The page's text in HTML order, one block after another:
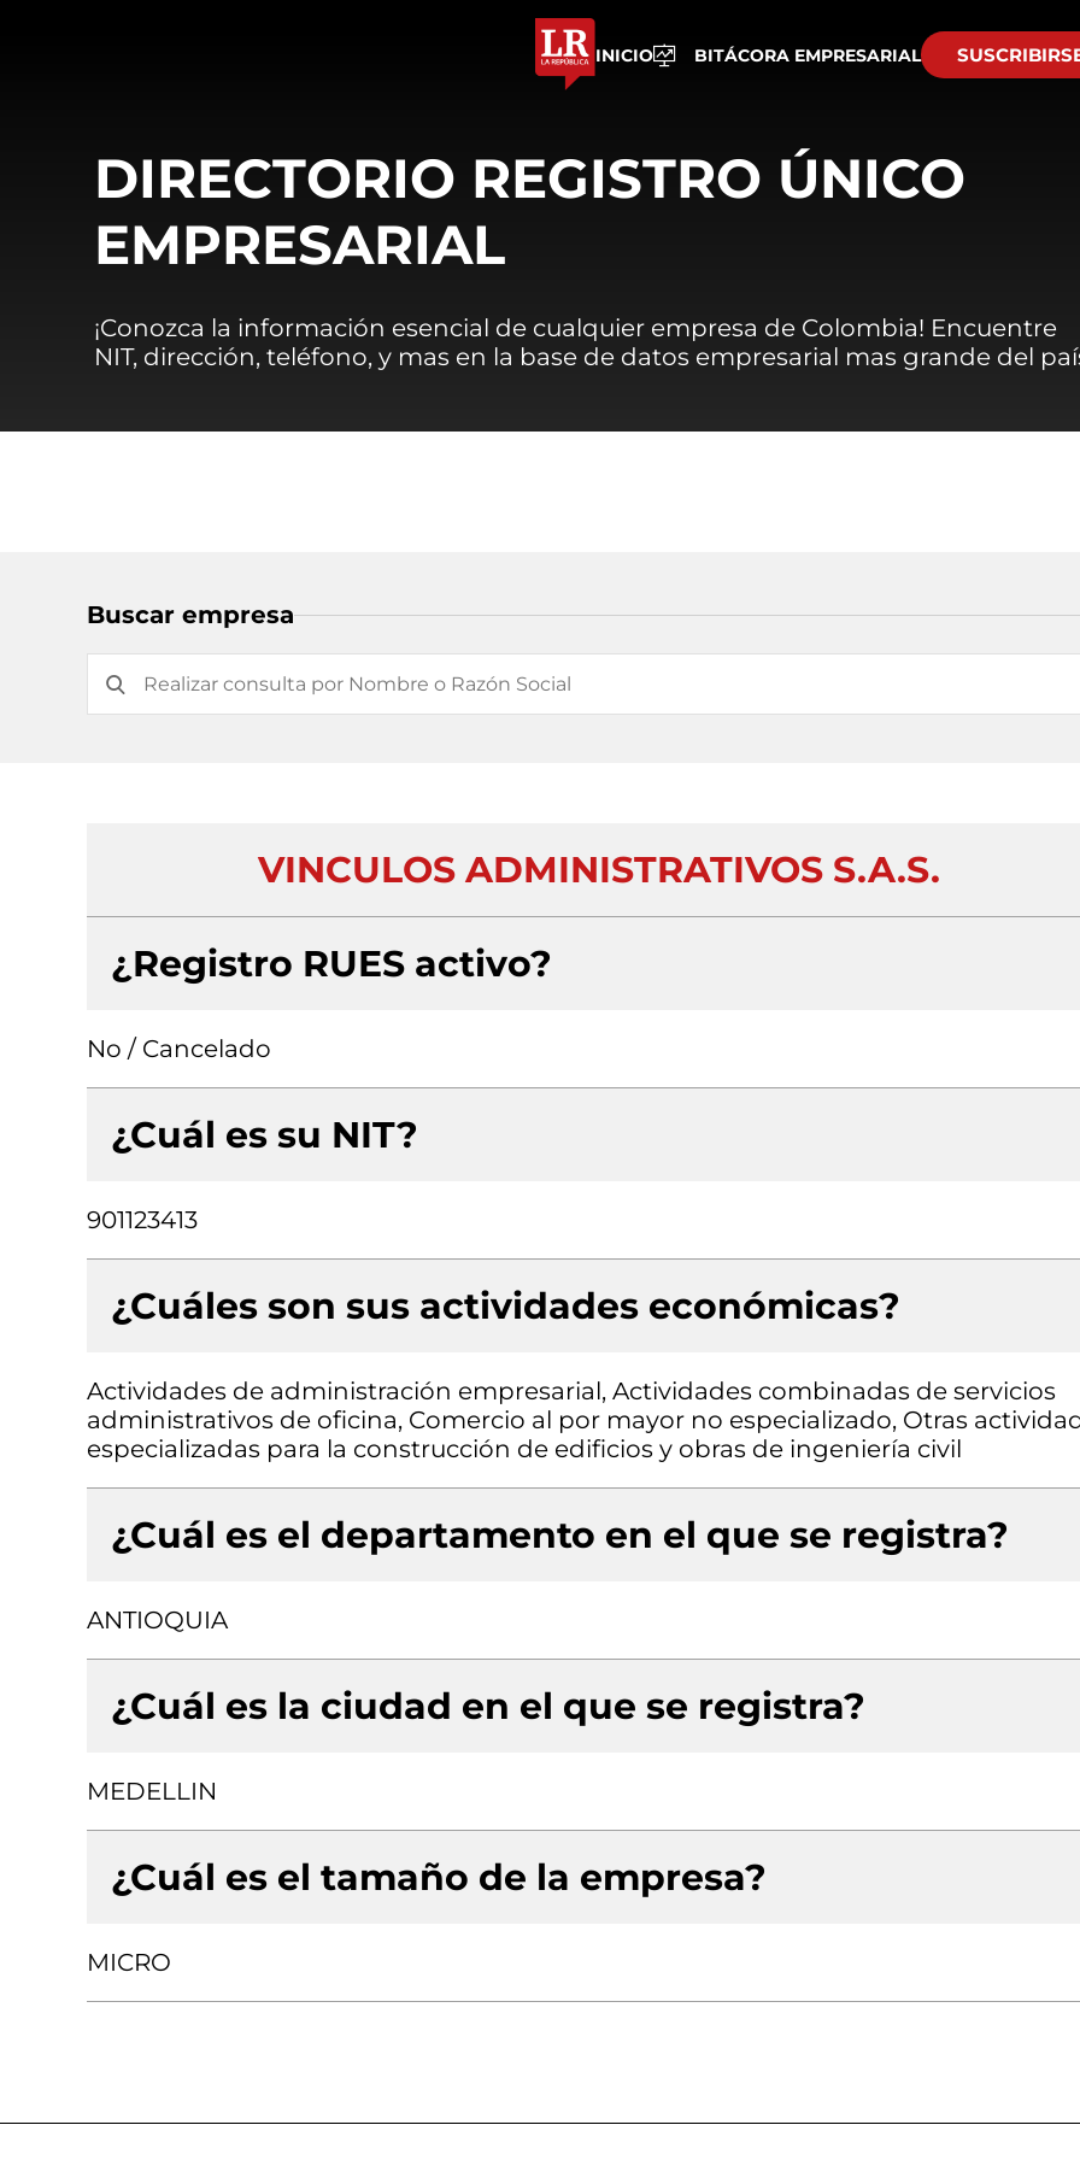
INICIO BITÁCORA EMPRESARIAL
DIRECTORIO REGISTRO ÚNICO
EMPRESARIAL
¡Conozca la información esencial de cualquier empresa de Colombia! Encuentre
NIT, dirección, teléfono, y mas en la base de datos empresarial mas grande del
Buscar empresa
VINCULOS ADMINISTRATIVOS S.A.S.
¿Registro RUES activo?
No / Cancelado
¿Cuál es su NIT?
901123413
¿Cuáles son sus actividades económicas?
Actividades de administración empresarial, Actividades combinadas de servicios
administrativos de oficina, Comercio al por mayor no especializado, Otras
especializadas para la construcción de edificios y obras de ingeniería civil
¿Cuál es el departamento en el que se registra?
ANTIOQUIA
¿Cuál es la ciudad en el que se registra?
MEDELLIN
¿Cuál es el tamaño de la empresa?
MICRO